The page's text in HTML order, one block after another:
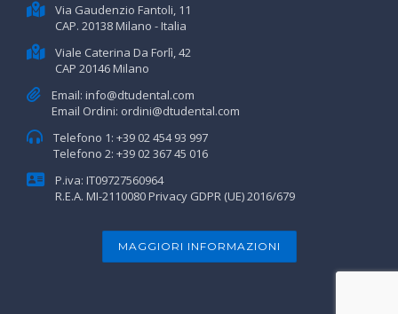
Via Gaudenzio Fantoli, 11
CAP. 20138 Milano - Italia
Viale Caterina Da Forlì, 42
CAP 20146 Milano
Email: info@dtudental.com
Email Ordini: ordini@dtudental.com
Telefono 1: +39 02 454 93 997
Telefono 2: +39 02 367 45 016
P.iva: IT09727560964
R.E.A. MI-2110080Privacy GDPR (UE) 2016/679
MAGGIORI INFORMAZIONI